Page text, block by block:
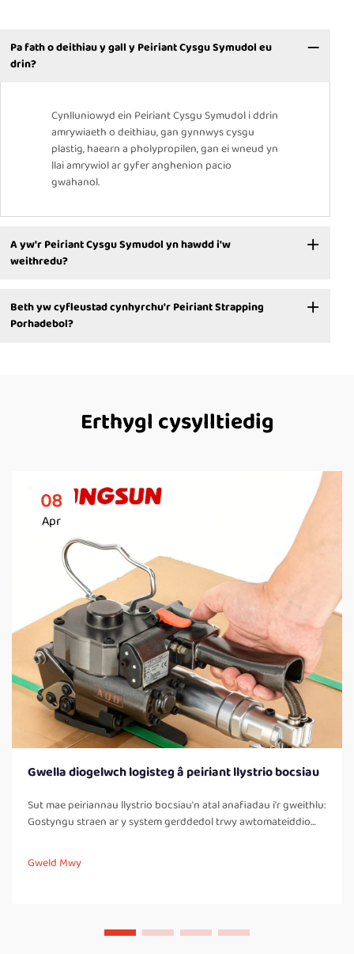
Pa fath o deithiau y gall y Peiriant Cysgu Symudol eu
drin?
Cynlluniowyd ein Peiriant Cysgu Symudol i ddrin
amrywiaeth o deithiau, gan gynnwys cysgu
plastig, haearn a pholypropilen, gan ei wneud yn
llai amrywiol ar gyfer anghenion pacio
gwahanol.
A yw'r Peiriant Cysgu Symudol yn hawdd i'w
weithredu?
Beth yw cyfleustad cynhyrchu'r Peiriant Strapping
Porhadebol?
Erthygl cysylltiedig
08
Apr
Gwella diogelwch logisteg â peiriant llystrio bocsiau
Sut mae peiriannau llystrio bocsiau'n atal anafiadau i'r gweithlu:
Gostyngu straen ar y system gerddedol trwy awtomateiddio
llaw yn gyson trwy'r dydd, maen nhw'n rhaid iddynt gwarrau
lawr yn aml, troi eu corffau, ac yn...
Gweld Mwy